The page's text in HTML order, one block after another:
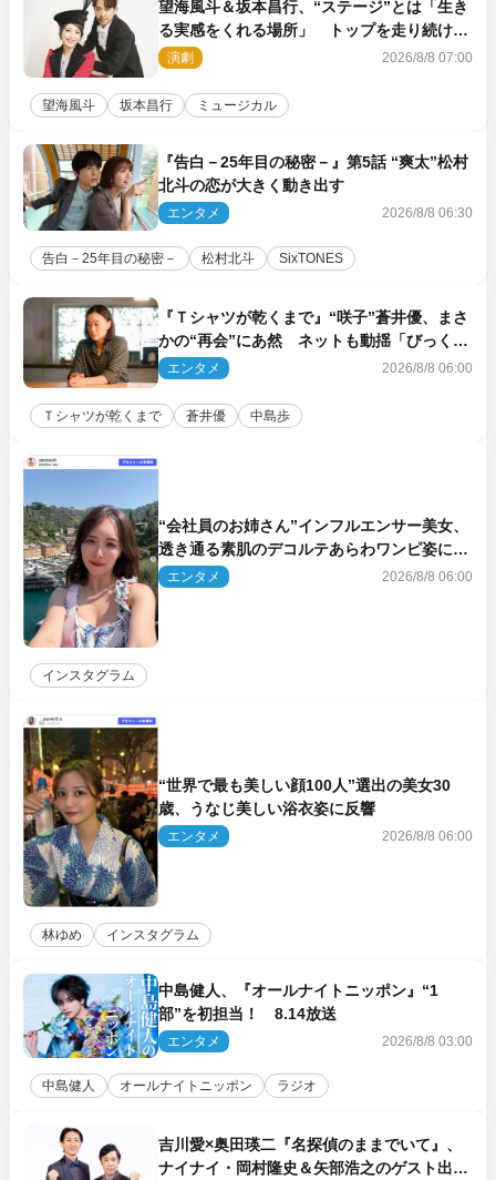
望海風斗＆坂本昌行、“ステージ”とは「生き
る実感をくれる場所」 トップを走り続ける
原動力を語る
演劇 2026/8/8 07:00
望海風斗 坂本昌行 ミュージカル
『告白－25年目の秘密－』第5話 “爽太”松村
北斗の恋が大きく動き出す
エンタメ 2026/8/8 06:30
告白－25年目の秘密－ 松村北斗 SixTONES
『Ｔシャツが乾くまで』“咲子”蒼井優、まさ
かの“再会”にあ然 ネットも動揺「びっくり
した!!」「今さら?!」（ネタバレあり）
エンタメ 2026/8/8 06:00
Ｔシャツが乾くまで 蒼井優 中島歩
“会社員のお姉さん”インフルエンサー美女、
透き通る素肌のデコルテあらわワンピ姿に反
響エンタメ 2026/8/8 06:00
インスタグラム
“世界で最も美しい顔100人”選出の美女30
歳、うなじ美しい浴衣姿に反響
エンタメ 2026/8/8 06:00
林ゆめ インスタグラム
中島健人、『オールナイトニッポン』“1
部”を初担当！ 8.14放送
エンタメ 2026/8/8 03:00
中島健人 オールナイトニッポン ラジオ
吉川愛×奥田瑛二『名探偵のままでいて』、
ナイナイ・岡村隆史＆矢部浩之のゲスト出演